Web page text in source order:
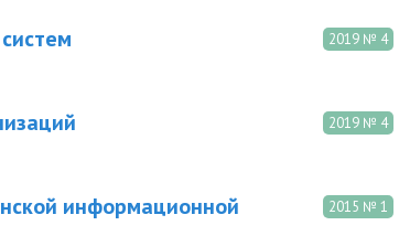
2019 № 4
2019 № 4
2015 № 1
информационной